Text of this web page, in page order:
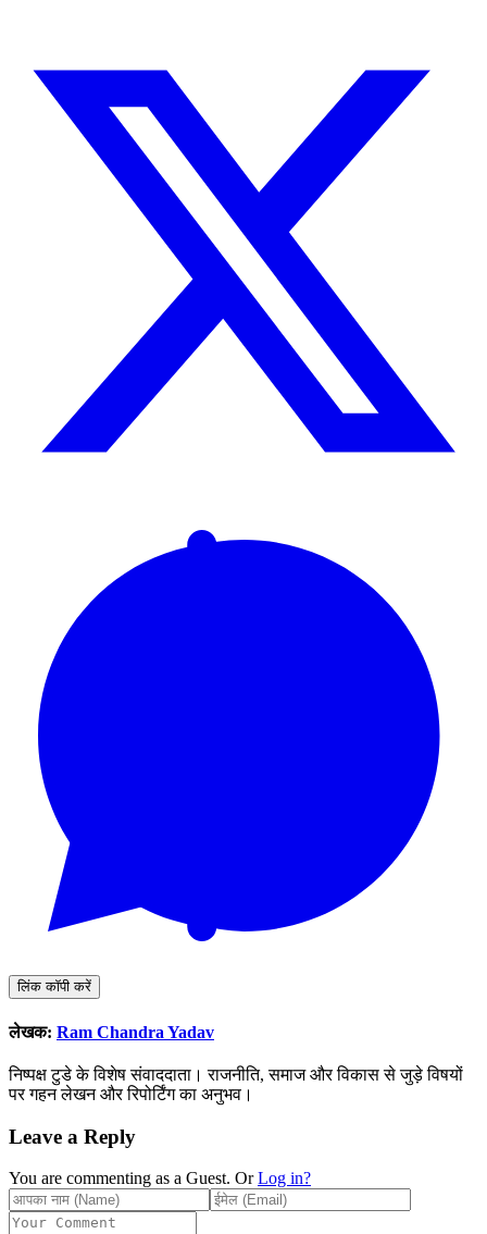
लिंक कॉपी करें
लेखक: Ram Chandra Yadav
निष्पक्ष टुडे के विशेष संवाददाता। राजनीति, समाज और विकास से जुड़े विषयों
पर गहन लेखन और रिपोर्टिंग का अनुभव।
Leave a Reply
You are commenting as a Guest. Or Log in?